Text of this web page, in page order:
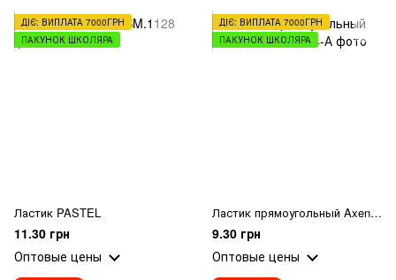
ДІЄ: ВИПЛАТА 7000ГРН
ПАКУНОК ШКОЛЯРА
Ластик PASTEL
11.30 грн
Оптовые цены
ДІЄ: ВИПЛАТА 7000ГРН
ПАКУНОК ШКОЛЯРА
Ластик прямоугольный Axent 1184-А
9.30 грн
Оптовые цены